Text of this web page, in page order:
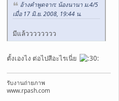
อ้างคำพูดจาก: น้องนานา ม.4/5
เมื่อ 17 มิ.ย. 2008, 19:44 น.
มีแล้วววววววว
ตั้งเองไง ต่อไปสีอะไรเนี่ย
รับงานถ่ายภาพ
www.rpash.com